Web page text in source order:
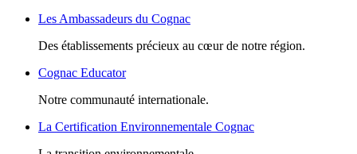
Les Ambassadeurs du Cognac
Des établissements précieux au cœur de notre région.
Cognac Educator
Notre communauté internationale.
La Certification Environnementale Cognac